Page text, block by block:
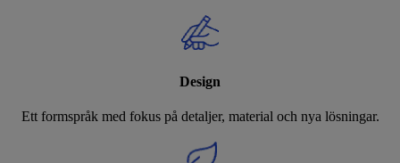
Design
Ett formspråk med fokus på detaljer, material och nya lösningar.